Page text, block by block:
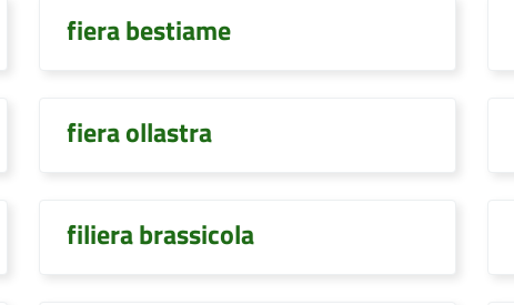
fiera bestiame
fiera ollastra
filiera brassicola